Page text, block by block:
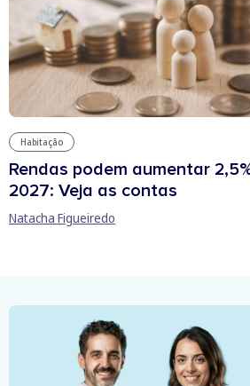
Habitação
Rendas podem aumentar
2027: Veja as contas
Natacha Figueiredo